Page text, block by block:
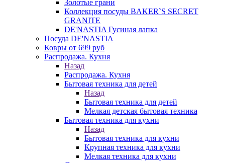
Золотые грани
Коллекция посуды BAKER`S SECRET
GRANITE
DE'NASTIA Гусиная лапка
Посуда DE'NASTIA
Ковры от 699 руб
Распродажа. Кухня
Назад
Распродажа. Кухня
Бытовая техника для детей
Назад
Бытовая техника для детей
Мелкая детская бытовая техника
Бытовая техника для кухни
Назад
Бытовая техника для кухни
Крупная техника для кухни
Мелкая техника для кухни